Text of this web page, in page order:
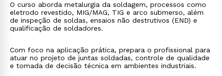
O curso aborda metalurgia da soldagem, processos como
eletrodo revestido, MIG/MAG, TIG e arco submerso, além
de inspeção de soldas, ensaios não destrutivos (END) e
qualificação de soldadores.
Com foco na aplicação prática, prepara o profissional para
atuar no projeto de juntas soldadas, controle de qualidade
e tomada de decisão técnica em ambientes industriais.